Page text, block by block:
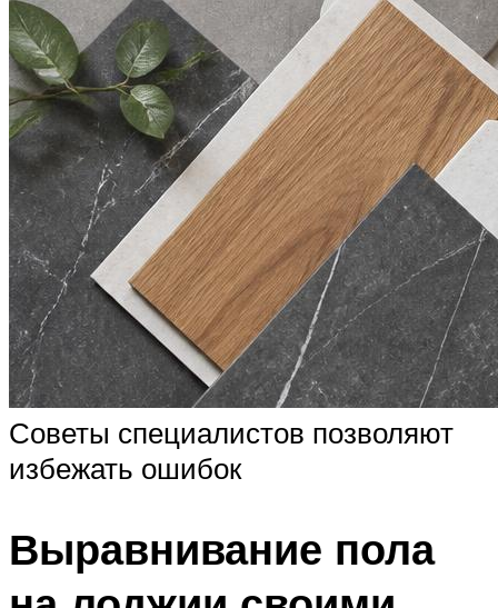
Советы специалистов позволяют
избежать ошибок
Выравнивание пола